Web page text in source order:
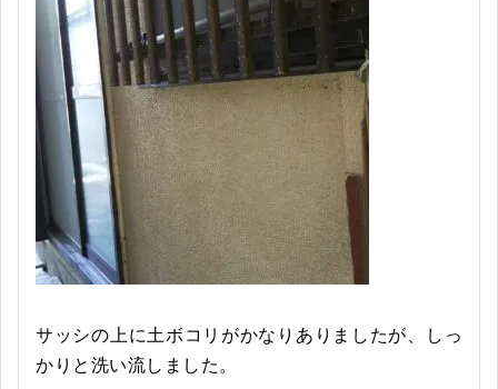
サッシの上に土ボコリがかなりありましたが、しっ
かりと洗い流しました。